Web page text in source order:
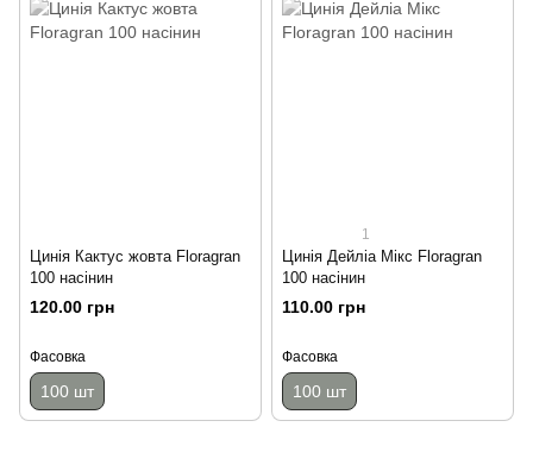
Цинія Кактус жовта Floragran
100 насінин
120.00 грн
Фасовка
100 шт
1
Цинія Дейліа Мікс Floragran
100 насінин
110.00 грн
Фасовка
100 шт